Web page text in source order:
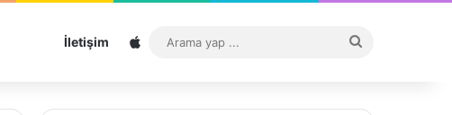
İletişim Sitemap
...